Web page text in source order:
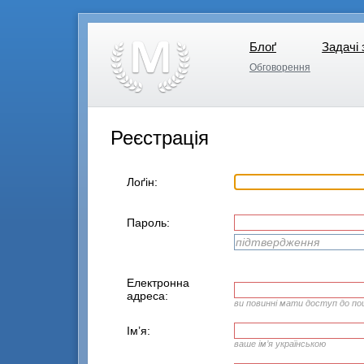
Блоґ
Блоґ
Обговорення
Обговорення
Задачі
Задачі
Реєстрація
Лоґін:
Пароль:
Електронна
адреса:
ви повинні мати доступ до
Ім’я:
ваше ім’я українською